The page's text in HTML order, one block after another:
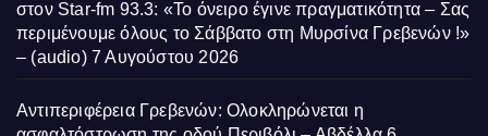
στον Star-fm 93.3: «Το όνειρο έγινε πραγματικότητα – Σας
περιμένουμε όλους το Σάββατο στη Μυρσίνα Γρεβενών !»
– (audio) 7 Αυγούστου 2026
Αντιπεριφέρεια Γρεβενών: Ολοκληρώνεται η